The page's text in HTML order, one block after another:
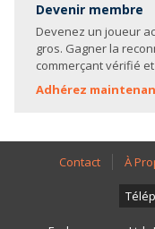
Devenir membre
Devenez un joueur
gros. Gagner la
commerçant vérifié
Adhérez
Contact À